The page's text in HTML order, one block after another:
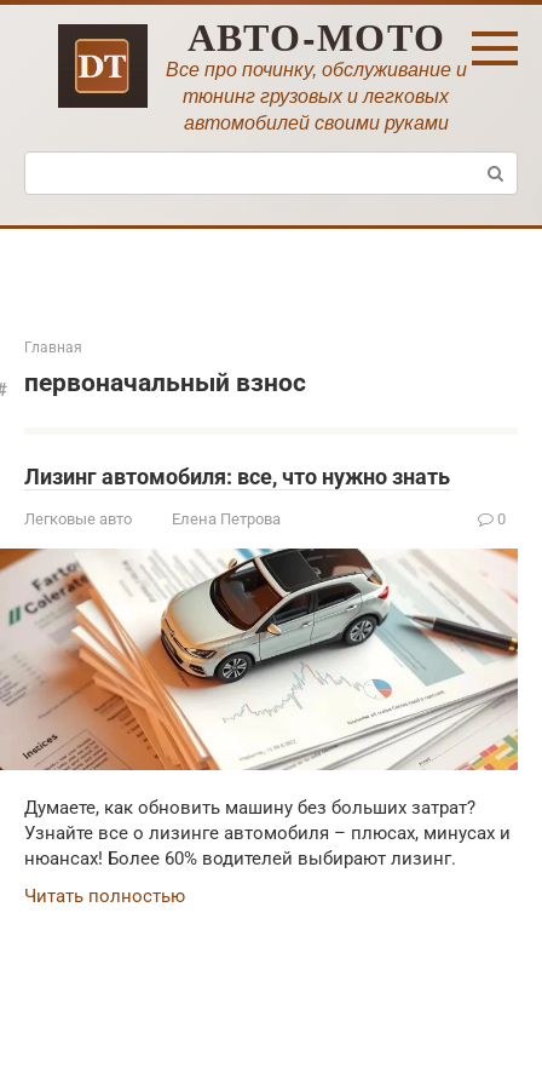
Перейти
АВТО-МОТО
Все про починку, обслуживание и
тюнинг грузовых и легковых
автомобилей своими руками
Поиск:
Главная
первоначальный взнос
Лизинг автомобиля: все, что нужно знать
Легковые авто Елена Петрова 0
Думаете, как обновить машину без больших затрат?
Узнайте все о лизинге автомобиля – плюсах, минусах и
нюансах! Более 60% водителей выбирают лизинг.
Читать полностью